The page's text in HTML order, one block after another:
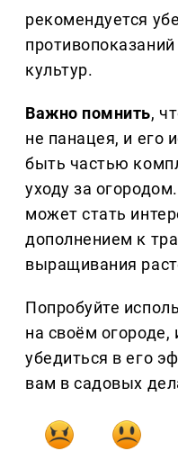
рекомендуется
культур.
Важно помнить,
не панацея, и его
быть частью
уходу за
может стать
дополнением к
выращивания
Попробуйте
на своём
убедиться в его
вам в садовых